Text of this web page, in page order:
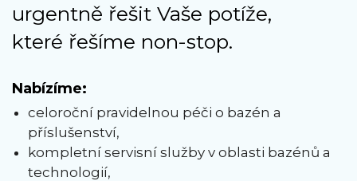
urgentně řešit Vaše potíže,
které řešíme non-stop.
Nabízíme:
celoroční pravidelnou péči o bazén a
příslušenství,
kompletní servisní služby v oblasti bazénů a
technologií,